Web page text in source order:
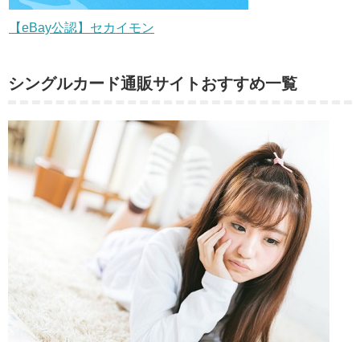
【eBay公認】セカイモン
シングルカード通販サイトおすすめ一覧